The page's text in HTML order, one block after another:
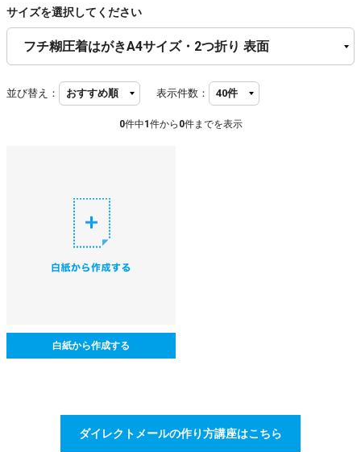
サイズを選択してください
並び替え： 表示件数：
0件中1 件から 0件までを表示
白紙から作成する
ダイレクトメールの作り方講座はこちら